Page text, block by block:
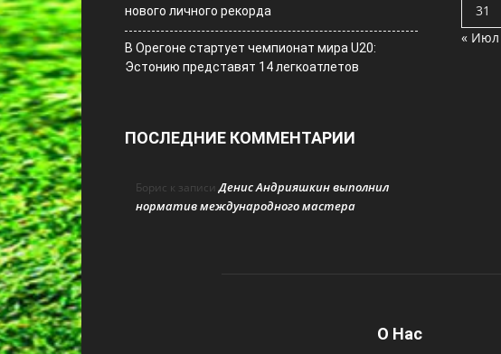
нового личного рекорда
В Орегоне стартует чемпионат мира U20:
Эстонию представят 14 легкоатлетов
ПОСЛЕДНИЕ КОММЕНТАРИИ
Борис к записиДенис Андрияшкин выполнил
норматив международного мастера
31
« Июл
О Нас